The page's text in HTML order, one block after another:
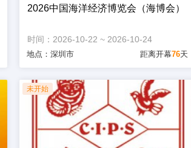
2026中国海洋经济博览会（海博会）
时间：2026-10-22 ~ 2026-10-24
地点：深圳市 距离开幕76天